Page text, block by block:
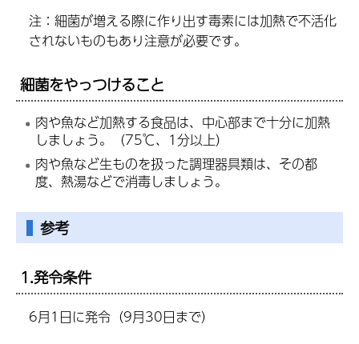
注：細菌が増える際に作り出す毒素には加熱で不活化
されないものもあり注意が必要です。
細菌をやっつけること
肉や魚など加熱する食品は、中心部まで十分に加熱
しましょう。（75℃、1分以上）
肉や魚など生ものを扱った調理器具類は、その都
度、熱湯などで消毒しましょう。
参考
1.発令条件
6月1日に発令（9月30日まで）